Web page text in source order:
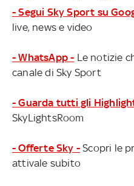
- Segui Sky Sport su
live, news e video
- WhatsApp - Le notizie
canale di Sky Sport
- Guarda tutti gli
SkyLightsRoom
- Offerte Sky - Scopri le
attivale subito